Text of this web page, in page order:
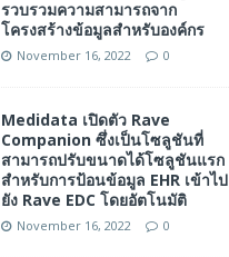
รวบรวมความสามารถจาก
โครงสร้างข้อมูลสำหรับองค์กร
November 16, 2022 0
Medidata เปิดตัว Rave
Companion ซึ่งเป็นโซลูชันที่
สามารถปรับขนาดได้โซลูชันแรก
สำหรับการป้อนข้อมูล EHR เข้าไป
ยัง Rave EDC โดยอัตโนมัติ
November 16, 2022 0